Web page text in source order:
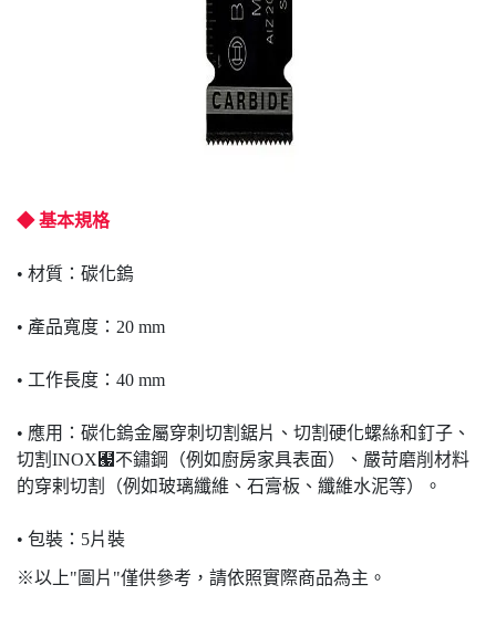
◆ 基本規格
• 材質：碳化鎢
• 產品寬度：20 mm
• 工作長度：40 mm
• 應用：碳化鎢金屬穿刺切割鋸片、切割硬化螺絲和釘子、
切割INOX﹧不鏽鋼（例如廚房家具表面）、嚴苛磨削材料
的穿剌切割（例如玻璃纖維、石膏板、纖維水泥等）。
• 包裝：5片裝
※以上"圖片"僅供參考，請依照實際商品為主。